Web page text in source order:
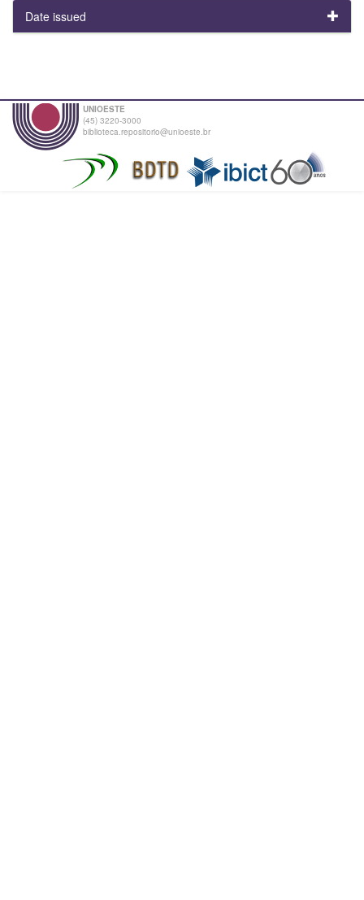
Date issued
UNIOESTE
(45) 3220-3000
biblioteca.repositorio@unioeste.br